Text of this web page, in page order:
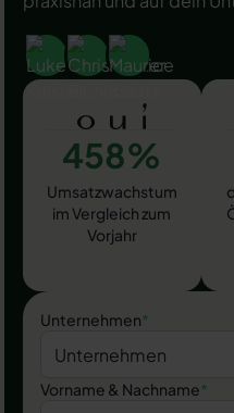
458%
Umsatzwachstum
im Vergleich zum
Vorjahr
Unternehmen*
Vorname & Nachname*